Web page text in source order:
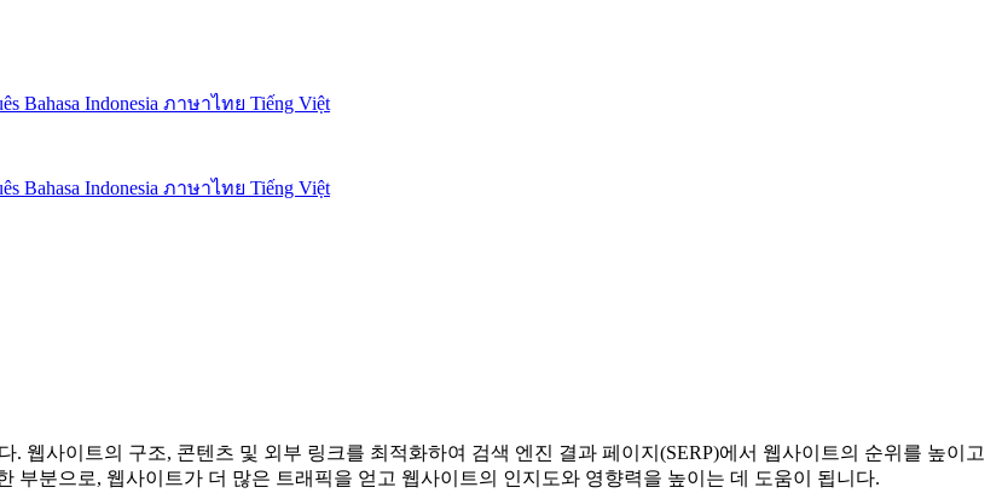
Bahasa Indonesia ภาษาไทย Tiếng Việt
Bahasa Indonesia ภาษาไทย Tiếng Việt
. 웹사이트의 구조, 콘텐츠 및 외부 링크를 최적화하여 검색 엔진 결과 페이지(SERP)에서 웹사이트의 순위를 높이고
부분으로, 웹사이트가 더 많은 트래픽을 얻고 웹사이트의 인지도와 영향력을 높이는 데 도움이 됩니다.